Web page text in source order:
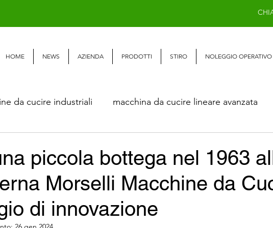
HOME NEWS AZIENDA PRODOTTI STIRO NOLEGGIO OPERATIVO
da cucire industriali macchina da cucire lineare avanzata
Macchina da
usate lineari MACCHINE RAGGI X macchine da cucire
piccola bottega nel 1963
Morselli Macchine da
di innovazione